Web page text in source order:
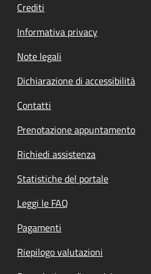
Crediti
Informativa privacy
Note legali
Dichiarazione di accessibilità
Contatti
Prenotazione appuntamento
Richiedi assistenza
Statistiche del portale
Leggi le FAQ
Pagamenti
Riepilogo valutazioni